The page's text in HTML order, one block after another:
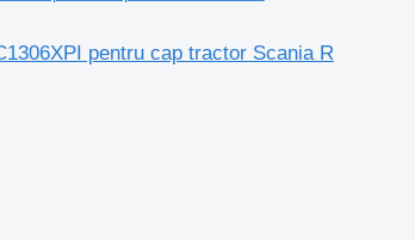
pentru cap tractor Scania R